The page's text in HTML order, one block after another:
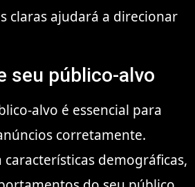
claras ajudará a direcionar
seu público-alvo
alvo é essencial para
corretamente.
características demográficas,